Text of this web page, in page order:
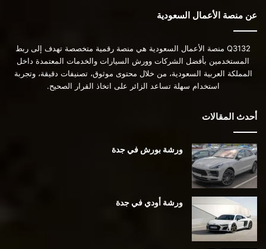
عن منصة الأعمال السعودية
Q3132 منصة الأعمال السعودية هي منصة رقمية متخصصة تهدف إلى ربط
المستخدمين بأفضل الشركات وورش السيارات والخدمات المعتمدة داخل
المملكة العربية السعودية، من خلال محتوى موثوق، تصنيفات دقيقة، وتجربة
استخدام سهلة تساعد الزائر على اتخاذ القرار الصحيح.
أحدث المقالات
ورشة بورش في جدة
ورشة أودي في جدة